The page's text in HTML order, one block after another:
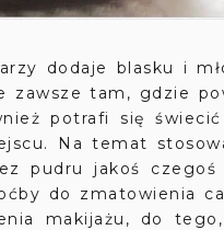
blasku i
zawsze tam, gdzie
potrafi się
Na temat
pudru jakoś
do zmatowienia
makijażu, do